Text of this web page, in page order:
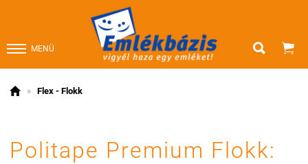
MENÜ  
 » Flex - Flokk
Politape Premium Flokk: